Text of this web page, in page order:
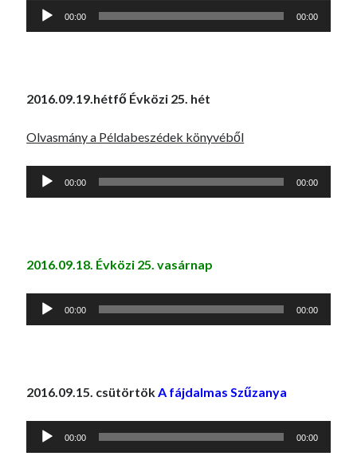
Audió
00:00 00:00
2016.09.19.hétfő Évközi 25. hét
Olvasmány a Példabeszédek könyvéből
Audió
00:00 00:00
2016.09.18. Évközi 25. vasárnap
Audió
00:00 00:00
2016.09.15. csütörtökA fájdalmas Szűzanya
Audió
00:00 00:00